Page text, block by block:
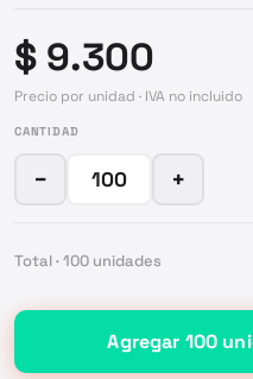
$ 9.300
Precio por unidad · IVA no incluido
CANTIDAD
− +
Total · 100 unidades
Agregar 100